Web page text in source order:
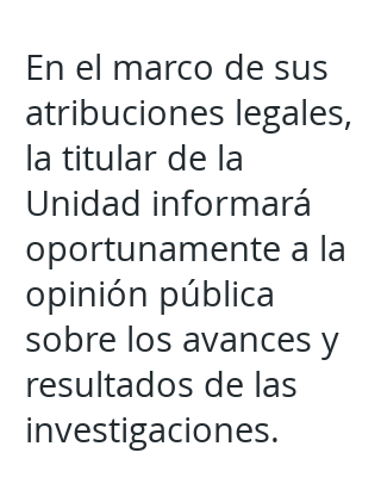
En el marco de sus
atribuciones legales,
la titular de la
Unidad informará
oportunamente a la
opinión pública
sobre los avances y
resultados de las
investigaciones.